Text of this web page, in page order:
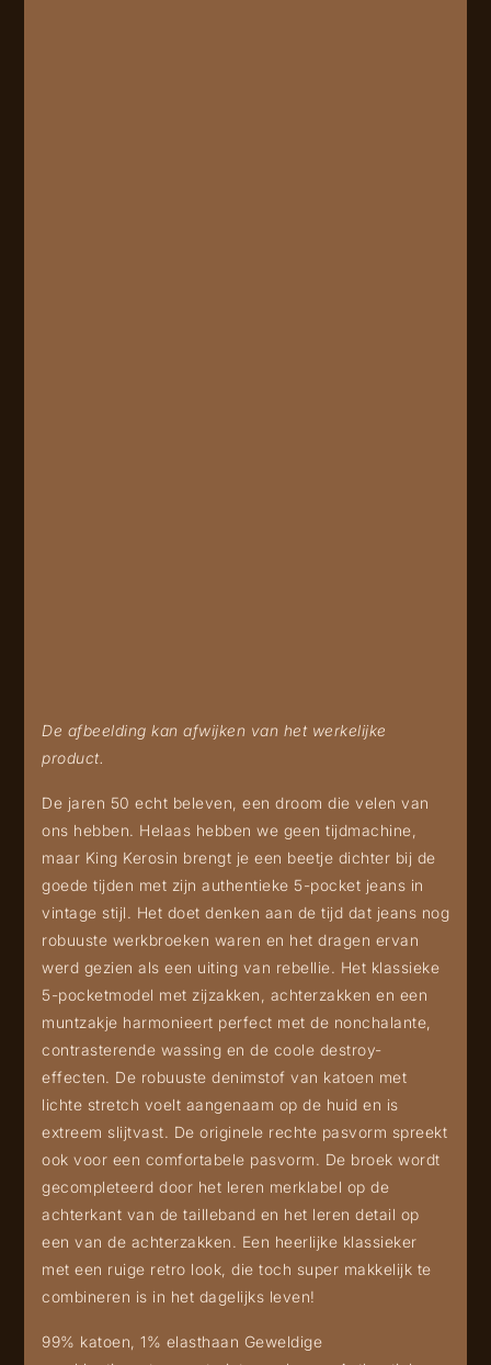
De afbeelding kan afwijken van het werkelijke
product.
De jaren 50 echt beleven, een droom die velen van
ons hebben. Helaas hebben we geen tijdmachine,
maar King Kerosin brengt je een beetje dichter bij de
goede tijden met zijn authentieke 5-pocket jeans in
vintage stijl. Het doet denken aan de tijd dat jeans nog
robuuste werkbroeken waren en het dragen ervan
werd gezien als een uiting van rebellie. Het klassieke
5-pocketmodel met zijzakken, achterzakken en een
muntzakje harmonieert perfect met de nonchalante,
contrasterende wassing en de coole destroy-
effecten. De robuuste denimstof van katoen met
lichte stretch voelt aangenaam op de huid en is
extreem slijtvast. De originele rechte pasvorm spreekt
ook voor een comfortabele pasvorm. De broek wordt
gecompleteerd door het leren merklabel op de
achterkant van de tailleband en het leren detail op
een van de achterzakken. Een heerlijke klassieker
met een ruige retro look, die toch super makkelijk te
combineren is in het dagelijks leven!
99% katoen, 1% elasthaan Geweldige